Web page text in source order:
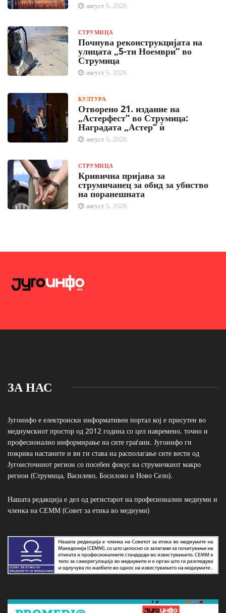
август 5, 2026
СТРУМИЦА
Почнува реконструкцијата на
улицата „5-ти Ноември“ во
Струмица
август 5, 2026
КУЛТУРА
Отворено 21. издание на
„Астерфест“ во Струмица:
Наградата „Астер“ ѝ
август 5, 2026
СТРУМИЦА
Кривична пријава за
струмичанец за обид за убиство
на поранешната
август 5, 2026
ЗА НАС
Југоинфо е електронски информативен портал кој е присутен во
медиумскиот простор од 2012 година со цел навремено, точно и
професионално информирање на сите граѓани. Југоинфо ги
покрива настаните и ви ги става на располагање сите вести од
Југоисточниот регион со посебен фокус на струмичкиот макро
регион (Струмица, Василево, Босилово и Ново Село).
Нашата редакција е дел од регистарот на професионални медиуми и
членка на СЕММ (Совет за етика во медиуми)